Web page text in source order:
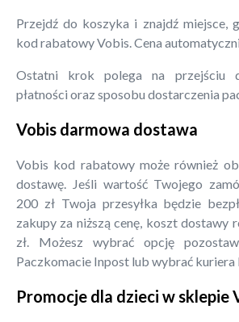
Przejdź do koszyka i znajdź miejsce,
kod rabatowy Vobis. Cena
Ostatni krok polega na przejściu
płatności oraz sposobu dostarczenia
Vobis darmowa dostawa
Vobis kod rabatowy może również
dostawę. Jeśli wartość Twojego
200 zł Twoja przesyłka będzie
zakupy za niższą cenę, koszt dostawy
zł. Możesz wybrać opcję
Paczkomacie Inpost lub wybrać kuriera
Promocje dla dzieci w sklepie